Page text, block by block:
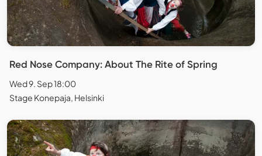
Red Nose Company: About The Rite of Spring
Wed 9. Sep 18:00
Stage Konepaja, Helsinki